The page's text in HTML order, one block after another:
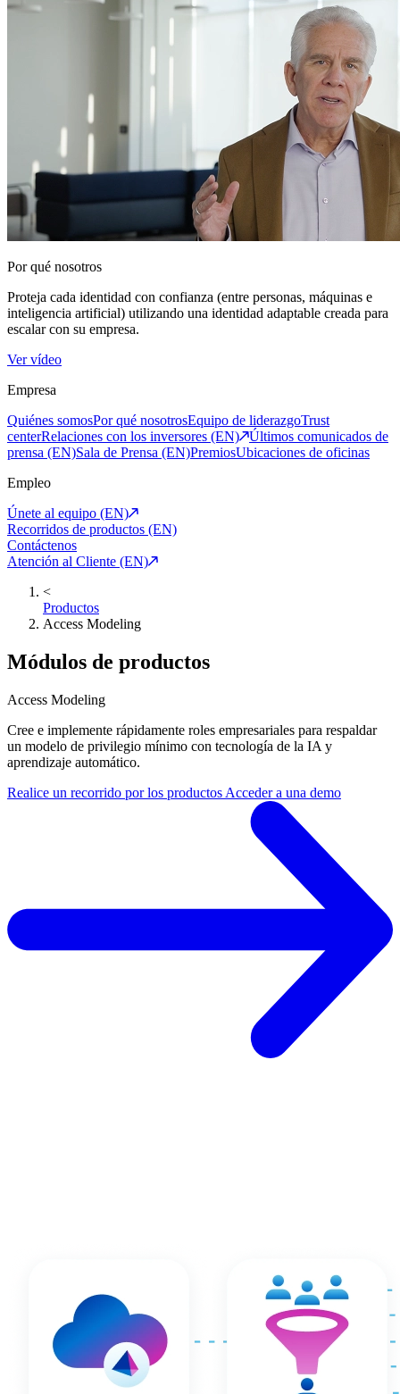
Por qué nosotros
Proteja cada identidad con confianza (entre personas, máquinas e
inteligencia artificial) utilizando una identidad adaptable creada para
escalar con su empresa.
Ver vídeo
Empresa
Quiénes somosPor qué nosotrosEquipo de liderazgoTrust
centerRelaciones con los inversores (EN)
Últimos comunicados de
prensa (EN)Sala de Prensa (EN)PremiosUbicaciones de oficinas
Empleo
Únete al equipo (EN)
Recorridos de productos (EN)
Contáctenos
Atención al Cliente (EN)
<
Productos
Access Modeling
Módulos de productos
Access Modeling
Cree e implemente rápidamente roles empresariales para respaldar
un modelo de privilegio mínimo con tecnología de la IA y
aprendizaje automático.
Realice un recorrido por los productos Acceder a una demo